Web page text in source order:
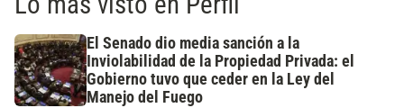
El Senado dio media sanción a la
Inviolabilidad de la Propiedad Privada: el
Gobierno tuvo que ceder en la Ley del
Manejo del Fuego